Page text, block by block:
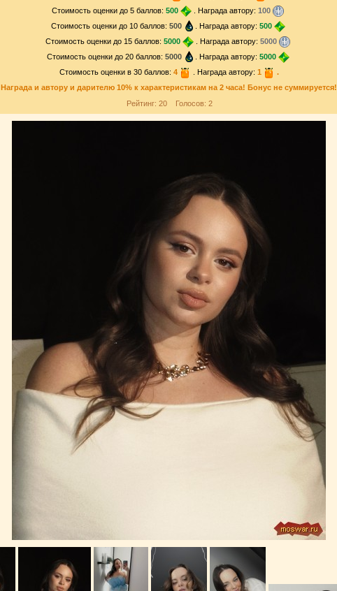
Стоимость оценки до 5 баллов: 500 . Награда автору: 100
Стоимость оценки до 10 баллов: 500 . Награда автору: 500
Стоимость оценки до 15 баллов: 5000 . Награда автору: 5000
Стоимость оценки до 20 баллов: 5000 . Награда автору: 5000
Стоимость оценки в 30 баллов: 4 . Награда автору: 1
.
Награда и автору и дарителю 10% к характеристикам на 2 часа! Бонус не суммируется!
Рейтинг: 20Голосов: 2